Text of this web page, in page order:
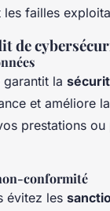
failles
de
la
et améliore
prestations
conformité
évitez les